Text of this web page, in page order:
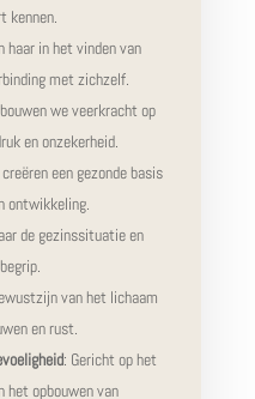
kennen.
haar in het vinden van
met zichzelf.
we veerkracht op
en onzekerheid.
een gezonde basis
ontwikkeling.
de gezinssituatie en
van het lichaam
en rust.
: Gericht op het
het opbouwen van